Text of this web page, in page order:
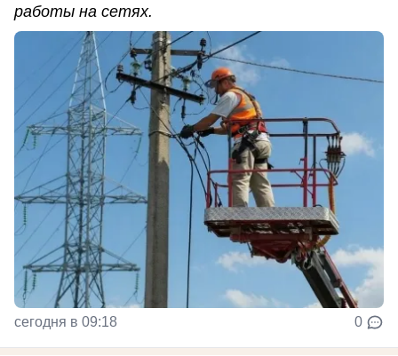
работы на сетях.
сегодня в 09:18 0